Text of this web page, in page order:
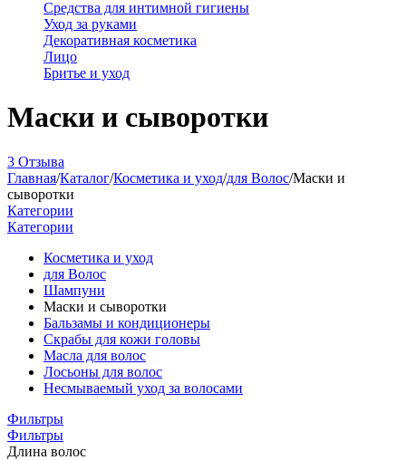
Средства для интимной гигиены
Уход за руками
Декоративная косметика
Лицо
Бритье и уход
Маски и сыворотки
3 Отзыва
Главная/Каталог/Косметика и уход/для Волос/Маски и
сыворотки
Категории
Категории
Косметика и уход
для Волос
Шампуни
Маски и сыворотки
Бальзамы и кондиционеры
Скрабы для кожи головы
Масла для волос
Лосьоны для волос
Несмываемый уход за волосами
Фильтры
Фильтры
Длина волос